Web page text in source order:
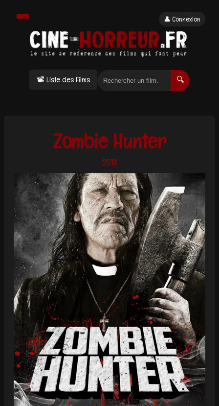
📽 Liste des Films 🔍
👤 Connexion
Zombie Hunter
2013